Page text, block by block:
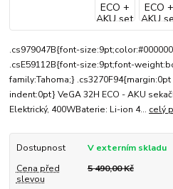
.cs979047B{font-
.csE59112B{font-size:9pt;font-
family:Tahoma;}
indent:0pt} VeGA 32H ECO - AKU
Elektrický, 400WBaterie: Li-ion 4... celý
Dostupnost
V externím skladu
Cena před
slevou
5 490,00 Kč